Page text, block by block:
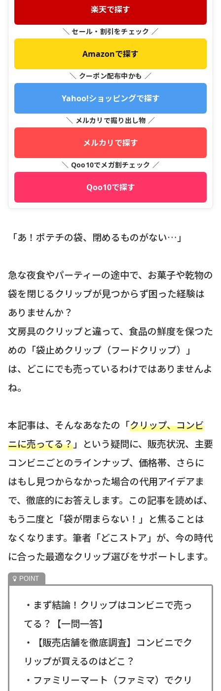
楽天で探す
＼ セール・割引をチェック ／
Amazonで探す
＼ クーポン配布中かも ／
Yahoo!ショッピングで探す
＼ メルカリで掘り出し物 ／
メルカリで探す
＼ Qoo10でメガ割チェック ／
Qoo10で探す
「あ！ポテチの袋、閉めるものがない…」
急な夜食やパーティーの途中で、お菓子や乾物の
袋を閉じるクリップが見つからず困った経験は
ありませんか？
文房具のクリップと違って、食品の鮮度を保つた
めの「袋止めクリップ（フードクリップ）」
は、どこにでも売っているわけではありませんよ
ね。
本記事は、そんなあなたの「クリップ、コンビ
ニに売ってる？」という疑問に、販売状況、主要
コンビニごとのラインナップ、価格帯、さらに
はもし見つからなかった場合の代用アイデアま
で、徹底的にお答えします。この記事を読めば、
もう二度と「袋が閉まらない！」と焦ることは
なくなります。筆者「どこストア」が、今の時代
に合った最適なクリップ選びをサポートします。
・まず結論！クリップはコンビニで売っ
てる？【一問一答】
・【販売店舗を徹底調査】コンビニでク
リップが買えるのはどこ？
・ファミリーマート（ファミマ）でクリ